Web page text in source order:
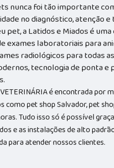
nunca foi tão importante
no diagnóstico, atenção
pet, a Latidos e Miados é
exames laboratoriais para
radiológicos para todas
tecnologia de ponta e
é encontrada por
como pet shop Salvador, pet
Tudo isso só é possível
e as instalações de alto
para atender nossos clientes.